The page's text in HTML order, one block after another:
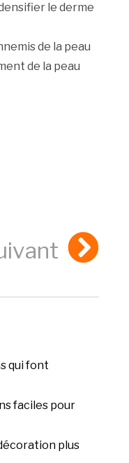
le derme
de la peau
de la peau
qui font
faciles pour
plus